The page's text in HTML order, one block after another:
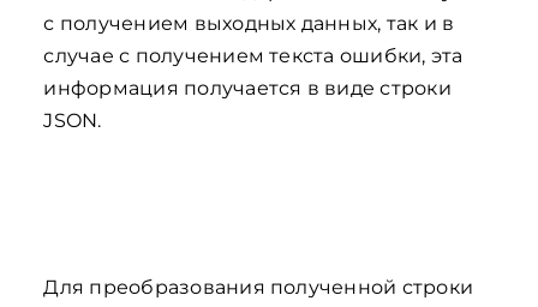
с получением выходных данных, так и в
случае с получением текста ошибки, эта
информация получается в виде строки
JSON.
Для преобразования полученной строки